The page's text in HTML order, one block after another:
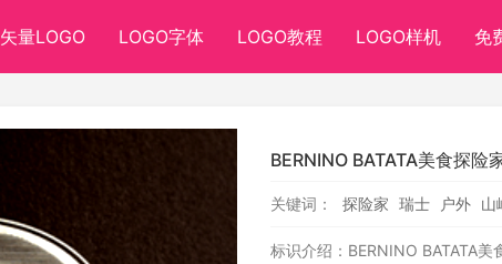
矢量LOGO LOGO字体 LOGO教程 LOGO样机 免
BERNINO BATATA美食探险
关键词： 探险家 瑞士 户外 山
标识介绍：BERNINO BATATA美